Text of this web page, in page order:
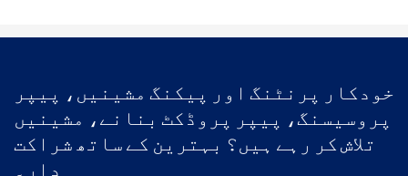
خودکار پرنٹنگ اور پیکنگ مشینیں، پیپر
پروسیسنگ، پیپر پروڈکٹ بنانے، مشینیں
تلاش کر رہے ہیں؟ بہترین کے ساتھ شراکت
دار۔